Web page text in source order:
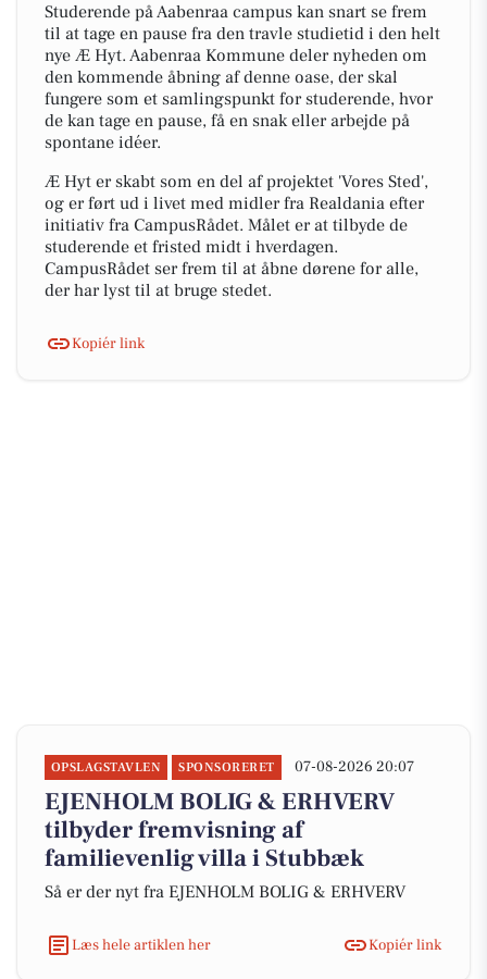
Studerende på Aabenraa campus kan snart se frem
til at tage en pause fra den travle studietid i den helt
nye Æ Hyt. Aabenraa Kommune deler nyheden om
den kommende åbning af denne oase, der skal
fungere som et samlingspunkt for studerende, hvor
de kan tage en pause, få en snak eller arbejde på
spontane idéer.
Æ Hyt er skabt som en del af projektet 'Vores Sted',
og er ført ud i livet med midler fra Realdania efter
initiativ fra CampusRådet. Målet er at tilbyde de
studerende et fristed midt i hverdagen.
CampusRådet ser frem til at åbne dørene for alle,
der har lyst til at bruge stedet.
Kopiér link
OPSLAGSTAVLEN SPONSORERET 07-08-2026 20:07
EJENHOLM BOLIG & ERHVERV
tilbyder fremvisning af
familievenlig villa i Stubbæk
Så er der nyt fra EJENHOLM BOLIG & ERHVERV
Læs hele artiklen her Kopiér link